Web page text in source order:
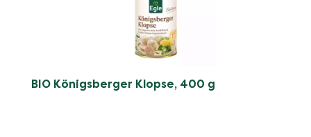
BIO Königsberger Klopse, 400 g